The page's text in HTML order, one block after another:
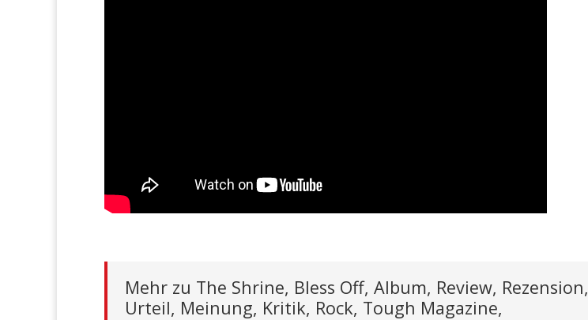
Mehr zu The Shrine, Bless Off, Album, Review, Rezension,
Urteil, Meinung, Kritik, Rock, Tough Magazine,